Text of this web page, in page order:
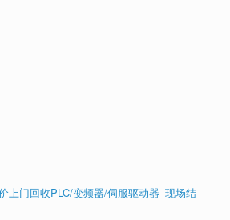
上门回收PLC/变频器/伺服驱动器_现场结